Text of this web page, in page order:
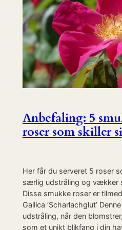
Anbefaling: 5
roser som skiller
Her får du serveret 5 roser
særlig udstråling og vækker
Disse smukke roser er
Gallica ‘Scharlachglut’
udstråling, når den
som et unikt blikfang i din